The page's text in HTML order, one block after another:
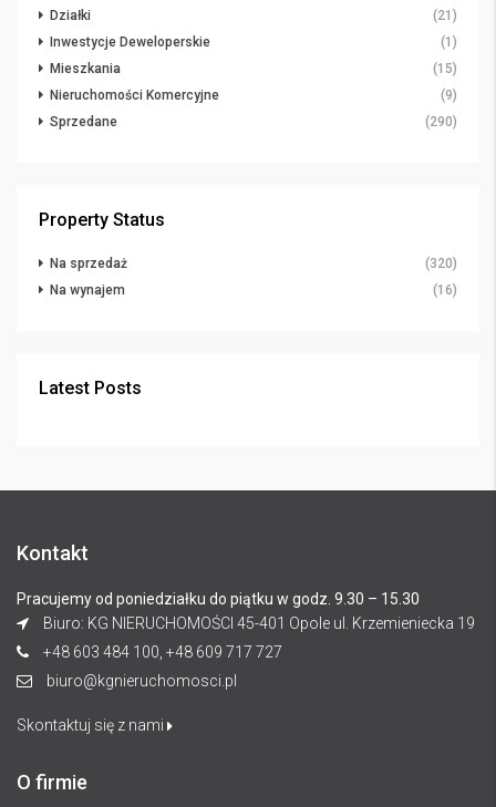
Działki
(21)
Inwestycje Deweloperskie
(1)
Mieszkania
(15)
Nieruchomości Komercyjne
(9)
Sprzedane
(290)
Property Status
Na sprzedaż
(320)
Na wynajem
(16)
Latest Posts
Kontakt
Pracujemy od poniedziałku do piątku w godz. 9.30 – 15.30
Biuro: KG NIERUCHOMOŚCI 45-401 Opole ul. Krzemieniecka 19
+48 603 484 100, +48 609 717 727
biuro@kgnieruchomosci.pl
Skontaktuj się z nami
O firmie